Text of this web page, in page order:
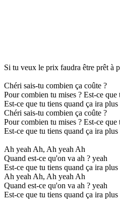
Si tu veux le prix faudra être prêt à
Chéri sais-tu combien ça coûte ?
Pour combien tu mises ? Est-ce que
Est-ce que tu tiens quand ça ira plus
Chéri sais-tu combien ça coûte ?
Pour combien tu mises ? Est-ce que
Est-ce que tu tiens quand ça ira plus
Ah yeah Ah, Ah yeah Ah
Quand est-ce qu'on va ah ? yeah
Est-ce que tu tiens quand ça ira plus
Ah yeah Ah, Ah yeah Ah
Quand est-ce qu'on va ah ? yeah
Est-ce que tu tiens quand ça ira plus